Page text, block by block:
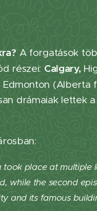
A forgatások
részei: Calgary,
(Alberta
drámaiak lettek
place at
while the second
and its famous